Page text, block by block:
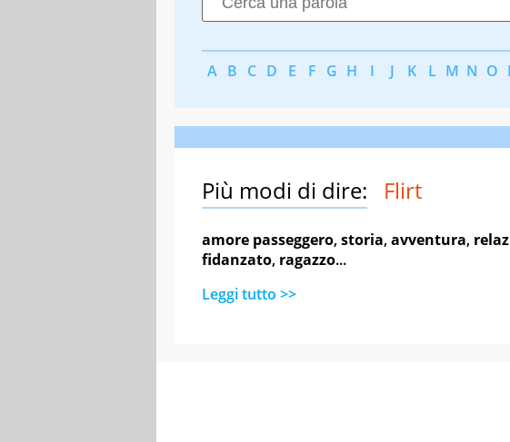
A B C D E F G H I J K L M N O
Più modi di dire: Flirt
amore passeggero,storia,avventura,
fidanzato, ragazzo...
Leggi tutto >>